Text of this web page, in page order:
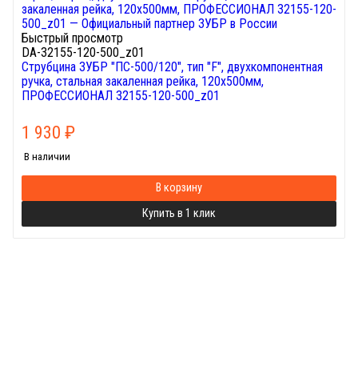
Быстрый просмотр
DA-32155-120-500_z01
Струбцина ЗУБР "ПС-500/120", тип "F", двухкомпонентная
ручка, стальная закаленная рейка, 120х500мм,
ПРОФЕССИОНАЛ 32155-120-500_z01
1 930 ₽
В наличии
В корзину
Купить в 1 клик